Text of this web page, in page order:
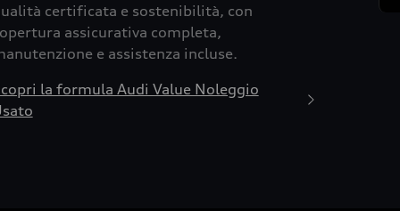
certificata e sostenibilità, con
assicurativa completa,
e assistenza incluse.
la formula Audi Value Noleggio